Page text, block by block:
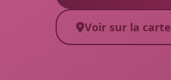
Voir sur la carte